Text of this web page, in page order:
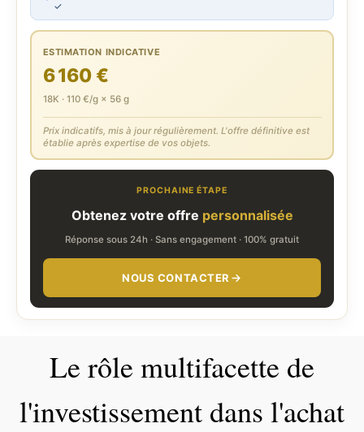
✓
ESTIMATION INDICATIVE
6 160 €
18K · 110 €/g × 56 g
Prix indicatifs, mis à jour régulièrement. L'offre définitive est
établie après expertise de vos objets.
PROCHAINE ÉTAPE
Obtenez votre offre personnalisée
Réponse sous 24h · Sans engagement · 100% gratuit
NOUS CONTACTER
Le rôle multifacette de
l'investissement dans l'achat